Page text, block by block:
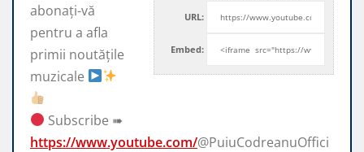
URL:
Embed:
abonați-vă
pentru a afla
primii noutățile
muzicale
Subscribe ➠
https://www.youtube.com/@PuiuCodreanuOffici